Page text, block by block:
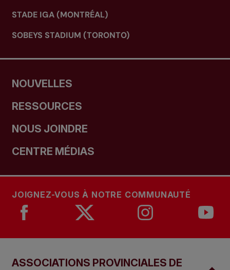
STADE IGA (MONTRÉAL)
SOBEYS STADIUM (TORONTO)
NOUVELLES
RESSOURCES
NOUS JOINDRE
CENTRE MÉDIAS
JOIGNEZ-VOUS À NOTRE COMMUNAUTÉ
ASSOCIATIONS PROVINCIALES DE